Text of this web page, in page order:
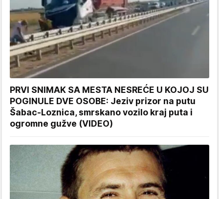
PRVI SNIMAK SA MESTA NESREĆE U KOJOJ SU
POGINULE DVE OSOBE: Jeziv prizor na putu
Šabac-Loznica, smrskano vozilo kraj puta i
ogromne gužve (VIDEO)